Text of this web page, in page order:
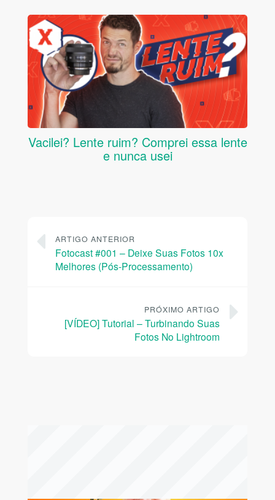
Vacilei? Lente ruim? Comprei essa lente
e nunca usei
ARTIGO ANTERIOR
Fotocast #001 – Deixe Suas Fotos 10x
Melhores (Pós-Processamento)
PRÓXIMO ARTIGO
[VÍDEO] Tutorial – Turbinando Suas
Fotos No Lightroom